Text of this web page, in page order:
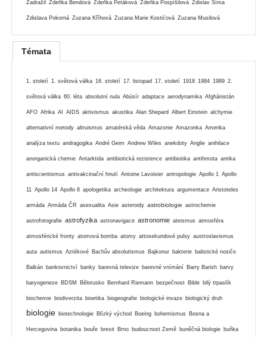
Zadražil Zdeňka Bendová Zdeňka Petáková Zdeňka Pospíšilová Zdislav Šíma
Zdislava Pokorná Zuzana Kříhová Zuzana Marie Kostićová Zuzana Musilová
Témata
1. století 1. světová válka 16. století 17. listopad 17. století 1918 1984 1989 2.
světová válka 60. léta absolutní nula Abúsír adaptace aerodynamika Afghánistán
AFO Afrika AI AIDS aktivismus akustika Alan Shepard Albert Einstein alchymie
alternativní metody altruismus amatérská věda Amazonie Amazonka Amerika
analýza textu andragogika André Geim Andrew Wiles anekdoty Anglie anihilace
anorganická chemie Antarktida antibiotická rezistence antibiotika antihmota antika
antiscientismus antivakcinační hnutí Antoine Lavoisier antropologie Apollo 1 Apollo
11 Apollo 14 Apollo 8 apologetika archeologie architektura argumentace Aristoteles
armáda Armáda ČR asexualita Asie asteroidy astrobiologie astrochemie
astrofotografie astrofyzika astronavigace astronomie ateismus atmosféra
atmosférické fronty atomová bomba atomy attosekundové pulsy austroslavismus
auta autismus Aztékové Bachův absolutismus Bajkonur bakterie balistické nosiče
Balkán bankovnictví banky barevná televize barevné vnímání Barry Barish barvy
baryogeneze BDSM Bělorusko Bernhard Riemann bezpečnost Bible bilý trpaslík
biochemie biodiverzita bioetika biogeografie biologické invaze biologický druh
biologie biotechnologie Blízký východ Boeing bohemismus Bosna a
Hercegovina botanika bouře brexit Brno budoucnost Země buněčná biologie buňka